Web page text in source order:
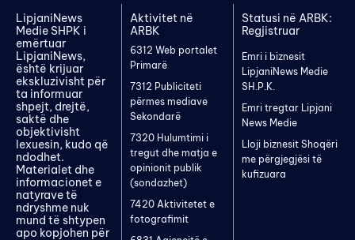
LipjaniNews
Medie SHPK i
emërtuar
LipjaniNews,
është krijuar
ekskluzivisht për
ta informuar
shpejt, drejtë,
saktë dhe
objektivisht
lexuesin, kudo që
ndodhet.
Materialet dhe
informacionet e
natyrave të
ndryshme nuk
mund të shtypen
apo kopjohen për
Aktivitet në
ARBK
6312 Web portalet
Primarë
7312 Publiciteti
përmes mediave
Sekondarë
7320 Hulumtimi i
tregut dhe matja e
opinionit publik
(sondazhet)
7420 Aktivitetet e
fotografimit
Statusi në ARBK:
Regjistruar
Emri i biznesit
LipjaniNews Medie
SH.P.K.
Emri tregtar Lipjani
News Medie
Lloji biznesit Shoqëri
me përgjegjësi të
kufizuara